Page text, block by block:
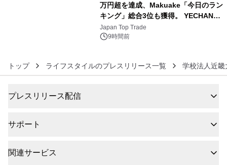
万円超を達成、Makuake「今日のラン
キング」総合3位も獲得。 YECHAN音
浴シンギングボウル第2弾の大型サイ
ズ（XL・2XL・3XL）を先行販売中
Japan Top Trade
9時間前
トップ ライフスタイルのプレスリリース一覧 学校法人近畿
プレスリリース配信
サポート
関連サービス